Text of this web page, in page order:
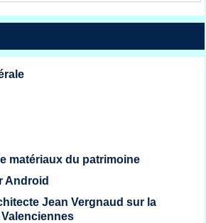
matériaux du patrimoine
Android
Jean Vergnaud sur la